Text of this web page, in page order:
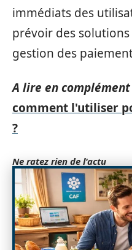
immédiats des
prévoir des
gestion des
A lire en
comment l'utiliser
?
Ne ratez rien de l'actu